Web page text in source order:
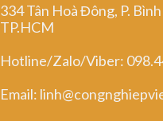
334 Tân Hoà Đông, P.
TP.HCM
Hotline/Zalo/Viber:
Email: